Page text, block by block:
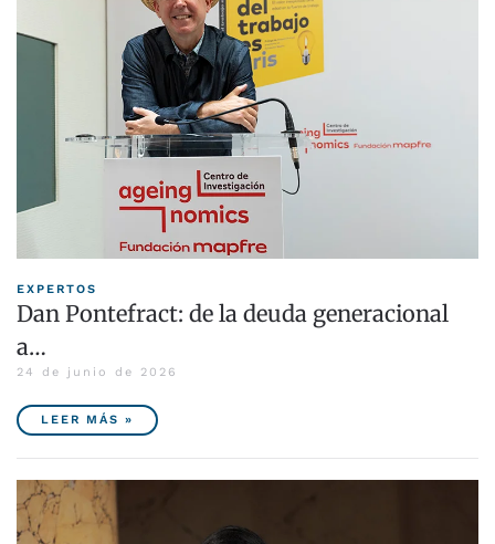
EXPERTOS
Dan Pontefract: de la deuda generacional
a…
24 de junio de 2026
LEER MÁS »